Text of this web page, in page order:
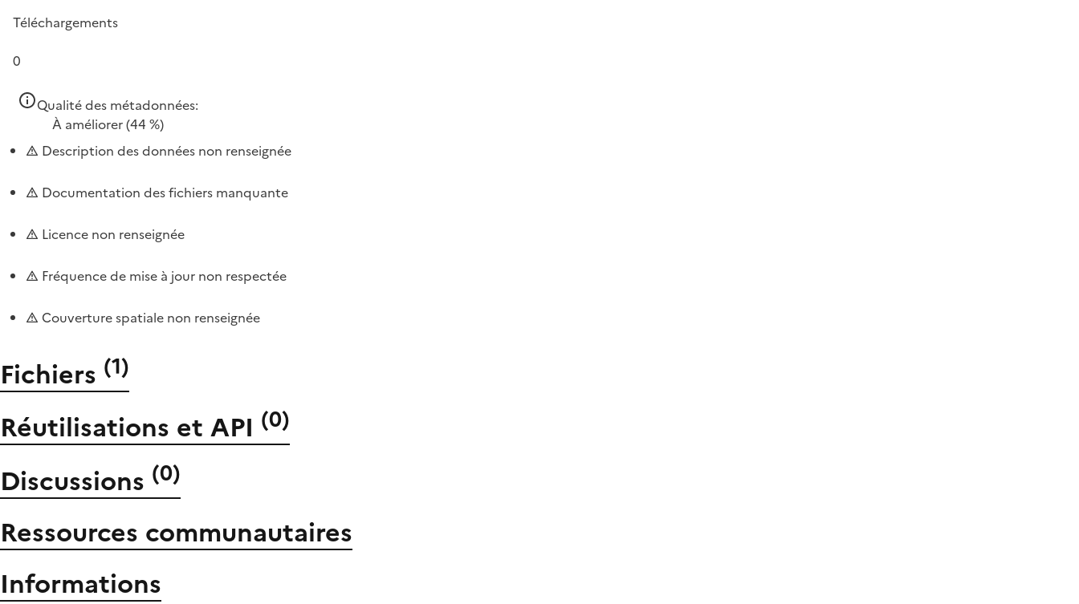
Téléchargements
0
Qualité des métadonnées:
À améliorer(44 %)
Description des données non renseignée
Documentation des fichiers manquante
Licence non renseignée
Fréquence de mise à jour non respectée
Couverture spatiale non renseignée
Fichiers (1)
Réutilisations et API (0)
Discussions (0)
Ressources communautaires
Informations